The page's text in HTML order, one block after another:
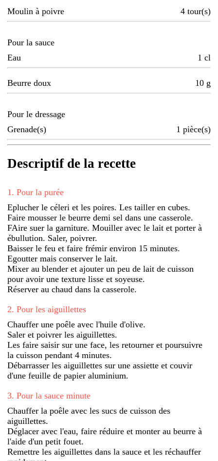
Moulin à poivre 4 tour(s)
Pour la sauce
Eau
1 cl
Beurre doux 10 g
Pour le dressage
Grenade(s)
1 pièce(s)
Descriptif de la recette
1 . Pour la purée
Eplucher le céleri et les poires. Les tailler en cubes.
Faire mousser le beurre demi sel dans une casserole.
FAire suer la garniture. Mouiller avec le lait et porter à
ébullution. Saler, poivrer.
Baisser le feu et faire frémir environ 15 minutes.
Egoutter mais conserver le lait.
Mixer au blender et ajouter un peu de lait de cuisson
pour avoir une texture lisse et soyeuse.
Réserver au chaud dans la casserole.
2. Pour les aiguillettes
Chauffer une poêle avec l'huile d'olive.
Saler et poivrer les aiguillettes.
Les faire saisir sur une face, les retourner et poursuivre
la cuisson pendant 4 minutes.
Débarrasser les aiguillettes sur une assiette et couvir
d'une feuille de papier aluminium.
3. Pour la sauce minute
Chauffer la poêle avec les sucs de cuisson des
aiguillettes.
Déglacer avec l'eau, faire réduire et monter au beurre à
l'aide d'un petit fouet.
Remettre les aiguillettes dans la sauce et les réchauffer